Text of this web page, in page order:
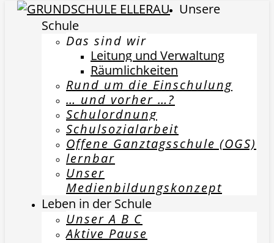
Unsere
Schule
Das sind wir
Leitung und Verwaltung
Räumlichkeiten
Rund um die Einschulung
… und vorher …?
Schulordnung
Schulsozialarbeit
Offene Ganztagsschule (OGS)
lernbar
Unser
Medienbildungskonzept
Leben in der Schule
Unser A B C
Aktive Pause